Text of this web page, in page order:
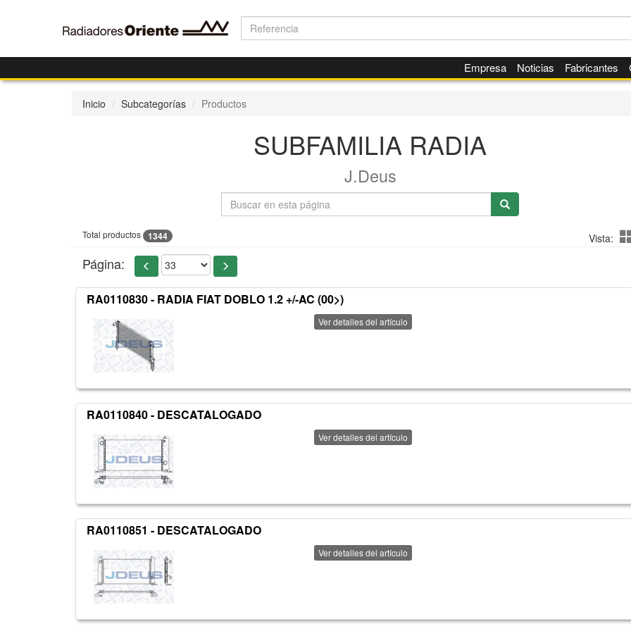
Empresa Noticias Fabricantes
Inicio Subcategorías Productos
SUBFAMILIA RADIA
J.Deus
Total productos 1344 Vista:
Página:
RA0110830 - RADIA FIAT DOBLO 1.2 +/-AC (00>)
Ver detalles del artículo
RA0110840 - DESCATALOGADO
Ver detalles del artículo
RA0110851 - DESCATALOGADO
Ver detalles del artículo